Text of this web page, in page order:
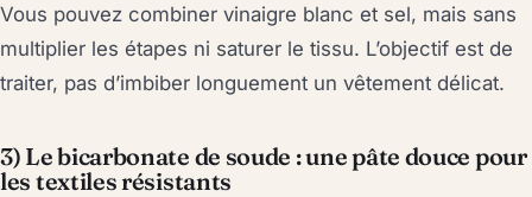
Vous pouvez combiner vinaigre blanc et sel, mais sans
multiplier les étapes ni saturer le tissu. L’objectif est de
traiter, pas d’imbiber longuement un vêtement délicat.
3) Le bicarbonate de soude : une pâte douce pour
les textiles résistants